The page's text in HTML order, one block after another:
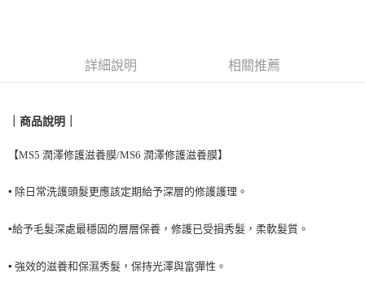
台新國際商業銀行
中國信託商業銀行
相關說明
便利好安心！
２．便利：只要手機號碼，簡訊認證，即可結帳。
【「AFTEE先享後付」結帳流程】
結帳頁面，進行簡訊認證並確認金額後，即可完成結帳。
每筆NT$90，滿NT$999(含以上)免運費
付款後全家取貨
詳細說明 相關推薦
｜商品說明｜
【MS5 潤澤修護滋養膜/MS6 潤澤修護滋養膜】
▪️ 除日常洗護頭髮更應該定期給予深層的修護護理。
▪️給予毛髮深處最穩固的層層保養，修護已受損秀髮，柔軟髮質 。
▪️ 強效的滋養和保濕秀髮，保持光澤與富彈性 。